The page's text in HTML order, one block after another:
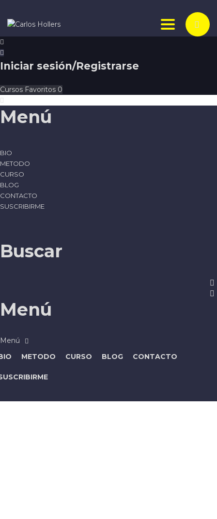
Toggle
Iniciar sesión/Registrarse
Cursos Favoritos 0
Menú
BIO
METODO
CURSO
BLOG
CONTACTO
SUSCRIBIRME
Buscar
Menú
METODO CURSO BLOG CONTACTO